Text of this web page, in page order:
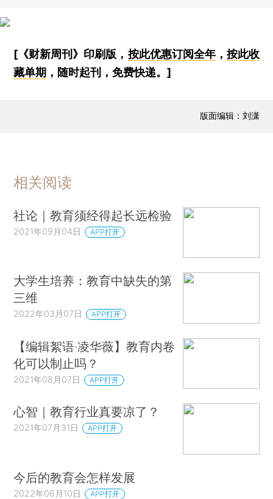
[《财新周刊》印刷版， 按此优惠订阅全年， 按此收
藏单期 ，随时起刊，免费快递。]
版面编辑：刘潇
相关阅读
社论｜教育须经得起长远检验
2021年09月04日 APP打开
大学生培养：教育中缺失的第
三维
2022年03月07日 APP打开
【编辑絮语·凌华薇】教育内卷
化可以制止吗？
2021年08月07日 APP打开
心智｜教育行业真要凉了？
2021年07月31日 APP打开
今后的教育会怎样发展
2022年06月10日 APP打开